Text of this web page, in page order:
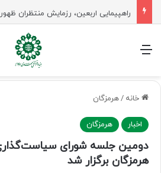
راهپیمایی اربعین، رزمایش منتظران ظهور
منو
خانه /هرمزگان
اخبار هرمزگان
دومین جلسه شورای
هرمزگان برگزار شد